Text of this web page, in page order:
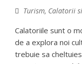
Turism, Calatorii
Calatoriile sunt o
de a explora noi
trebuie sa